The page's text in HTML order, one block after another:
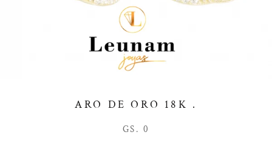
ARO DE ORO 18K .
GS. 0